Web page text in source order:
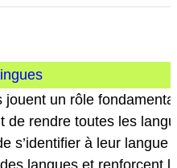
un rôle
de rendre toutes les
s’identifier à leur